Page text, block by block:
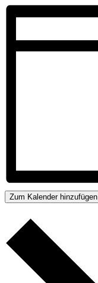
Zum Kalender hinzufügen